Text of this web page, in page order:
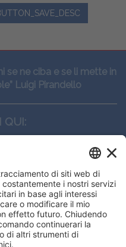
se ne ciba e se li mette in
Luigi Pirandello
QUI:
srl
- 20134, Milano